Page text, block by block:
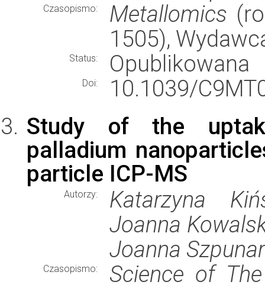
Czasopismo: Metallomics
1505),
Status: Opublikowana
Doi:
10.1039/
Study of the
palladium
particle ICP-MS
Autorzy:
Katarzyna
Joanna
Joanna Szpunar
Czasopismo:
Science of